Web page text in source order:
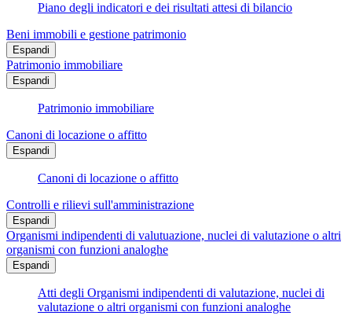
Piano degli indicatori e dei risultati attesi di bilancio
Beni immobili e gestione patrimonio
Espandi
Patrimonio immobiliare
Espandi
Patrimonio immobiliare
Canoni di locazione o affitto
Espandi
Canoni di locazione o affitto
Controlli e rilievi sull'amministrazione
Espandi
Organismi indipendenti di valutuazione, nuclei di valutazione o altri
organismi con funzioni analoghe
Espandi
Atti degli Organismi indipendenti di valutazione, nuclei di
valutazione o altri organismi con funzioni analoghe